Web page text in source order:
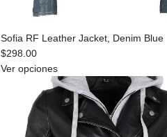
Sofia RF Leather Jacket, Denim Blue
$298.00
Ver opciones